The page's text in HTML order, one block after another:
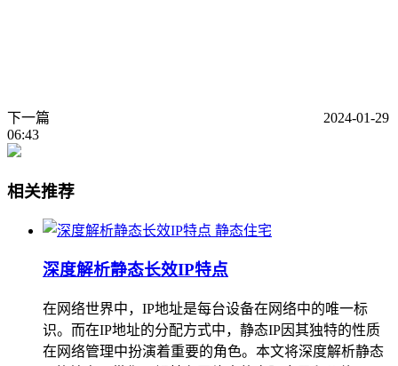
下一篇
2024-01-29
06:43
相关推荐
静态住宅
深度解析静态长效IP特点
在网络世界中，IP地址是每台设备在网络中的唯一标
识。而在IP地址的分配方式中，静态IP因其独特的性质
在网络管理中扮演着重要的角色。本文将深度解析静态